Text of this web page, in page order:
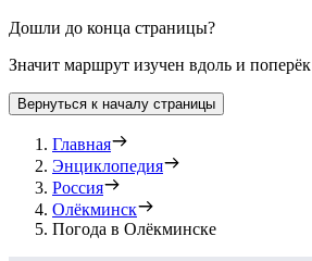
Дошли до конца страницы?
Значит маршрут изучен вдоль и поперёк
Вернуться к началу страницы
Главная
Энциклопедия
Россия
Олёкминск
Погода в Олёкминске